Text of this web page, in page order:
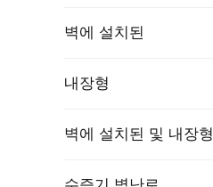
벽에 설치된
내장형
벽에 설치된 및 내장형